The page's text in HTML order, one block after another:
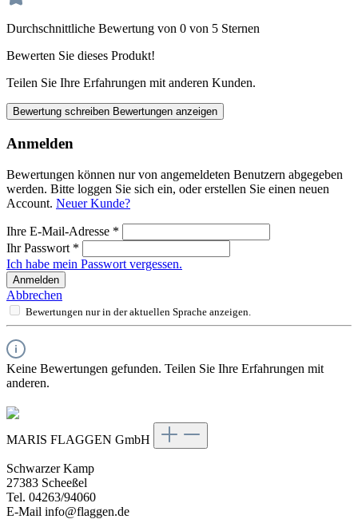
Durchschnittliche Bewertung von 0 von 5 Sternen
Bewerten Sie dieses Produkt!
Teilen Sie Ihre Erfahrungen mit anderen Kunden.
Bewertung schreiben Bewertungen anzeigen
Anmelden
Bewertungen können nur von angemeldeten Benutzern abgegeben
werden. Bitte loggen Sie sich ein, oder erstellen Sie einen neuen
Account. Neuer Kunde?
Ihre E-Mail-Adresse *
Ihr Passwort *
Ich habe mein Passwort vergessen.
Anmelden
Abbrechen
Bewertungen nur in der aktuellen Sprache anzeigen.
Keine Bewertungen gefunden. Teilen Sie Ihre Erfahrungen mit
anderen.
MARIS FLAGGEN GmbH
Schwarzer Kamp
27383 Scheeßel
Tel. 04263/94060
E-Mail info@flaggen.de